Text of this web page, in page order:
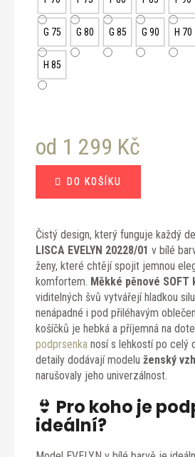
G 75 G 80 G 85 G 90 H 70
H 85
od 1 299 Kč
cena:
DO KOŠÍKU
Čistý design, který funguje každý
LISCA EVELYN 20228/01 v bílé
ženy, které chtějí spojit jemnou
komfortem. Měkké pěnové SOFT
viditelných švů vytvářejí hladkou
nenápadné i pod přiléhavým
košíčků je hebká a příjemná na
podprsenka nosí s lehkostí po celý
detaily dodávají modelu ženský
narušovaly jeho univerzálnost.
👙 Pro koho je
ideální?